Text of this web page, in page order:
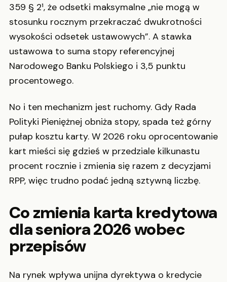
359 § 2¹, że odsetki maksymalne „nie mogą w
stosunku rocznym przekraczać dwukrotności
wysokości odsetek ustawowych”. A stawka
ustawowa to suma stopy referencyjnej
Narodowego Banku Polskiego i 3,5 punktu
procentowego.
No i ten mechanizm jest ruchomy. Gdy Rada
Polityki Pieniężnej obniża stopy, spada też górny
pułap kosztu karty. W 2026 roku oprocentowanie
kart mieści się gdzieś w przedziale kilkunastu
procent rocznie i zmienia się razem z decyzjami
RPP, więc trudno podać jedną sztywną liczbę.
Co zmienia karta kredytowa
dla seniora 2026 wobec
przepisów
Na rynek wpływa unijna dyrektywa o kredycie